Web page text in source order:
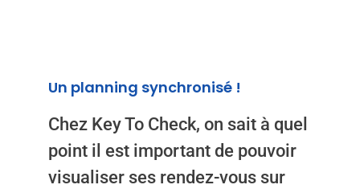
Un planning synchronisé !
Chez Key To Check, on sait à quel
point il est important de pouvoir
visualiser ses rendez-vous sur